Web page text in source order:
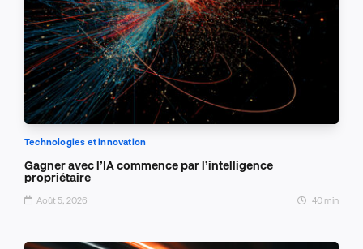
Technologies et innovation
Gagner avec l’IA commence par l’intelligence
propriétaire
Août 5, 2026 40 min